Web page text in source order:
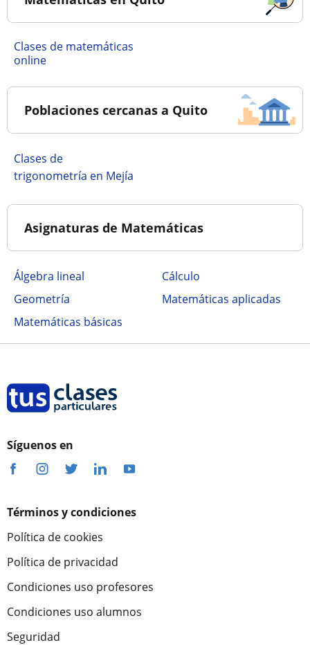
Clases de matemáticas
online
Poblaciones cercanas a Quito
Clases de
trigonometría en Mejía
Asignaturas de Matemáticas
Álgebra lineal
Cálculo
Geometría
Matemáticas aplicadas
Matemáticas básicas
Síguenos en
Términos y condiciones
Política de cookies
Política de privacidad
Condiciones uso profesores
Condiciones uso alumnos
Seguridad